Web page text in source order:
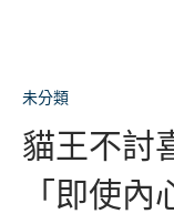
未分類
貓王不討
「即使